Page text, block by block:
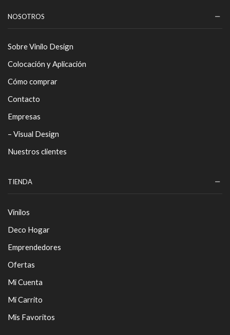
NOSOTROS
Sobre Vinilo Design
Colocación y Aplicación
Cómo comprar
Contacto
Empresas
– Visual Design
Nuestros clientes
TIENDA
Vinilos
Deco Hogar
Emprendedores
Ofertas
Mi Cuenta
Mi Carrito
Mis Favoritos